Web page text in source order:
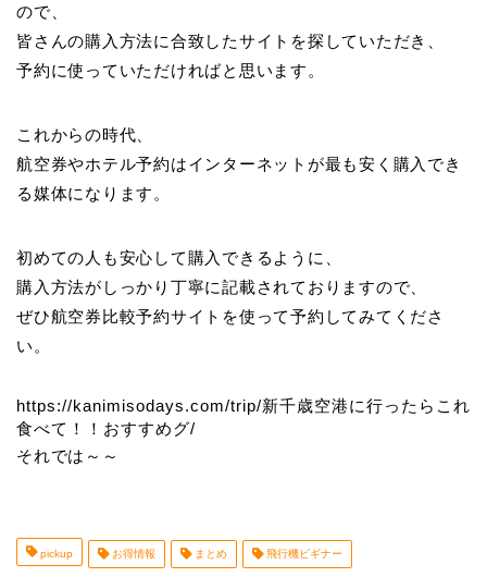
ので、
皆さんの購入方法に合致したサイトを探していただき、
予約に使っていただければと思います。
これからの時代、
航空券やホテル予約はインターネットが最も安く購入でき
る媒体になります。
初めての人も安心して購入できるように、
購入方法がしっかり丁寧に記載されておりますので、
ぜひ航空券比較予約サイトを使って予約してみてくださ
い。
https://kanimisodays.com/trip/新千歳空港に行ったらこれ
食べて！！おすすめグ/
それでは～～
pickup お得情報 まとめ 飛行機ビギナー